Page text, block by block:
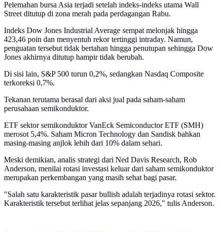
Pelemahan bursa Asia terjadi setelah indeks-indeks utama Wall
Street ditutup di zona merah pada perdagangan Rabu.
Indeks Dow Jones Industrial Average sempat melonjak hingga
423,46 poin dan menyentuh rekor tertinggi intraday. Namun,
penguatan tersebut tidak bertahan hingga penutupan sehingga Dow
Jones akhirnya ditutup hampir tidak berubah.
Di sisi lain, S&P 500 turun 0,2%, sedangkan Nasdaq Composite
terkoreksi 0,7%.
Tekanan terutama berasal dari aksi jual pada saham-saham
perusahaan semikonduktor.
ETF sektor semikonduktor VanEck Semiconductor ETF (SMH)
merosot 5,4%. Saham Micron Technology dan Sandisk bahkan
masing-masing anjlok lebih dari 10% dalam sehari.
Meski demikian, analis strategi dari Ned Davis Research, Rob
Anderson, menilai rotasi investasi keluar dari saham semikonduktor
merupakan perkembangan yang masih sehat bagi pasar.
"Salah satu karakteristik pasar bullish adalah terjadinya rotasi sektor.
Karakteristik tersebut terlihat jelas sepanjang 2026," tulis Anderson.